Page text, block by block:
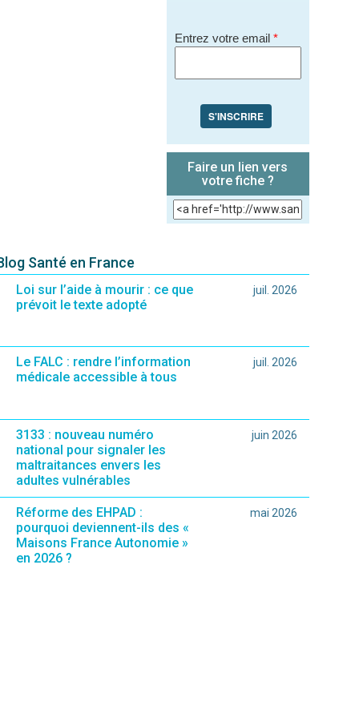
Entrez votre email *
S'INSCRIRE
Faire un lien vers
votre fiche ?
Santé en France
Loi sur l’aide à mourir : ce que
prévoit le texte adopté
juil. 2026
Le FALC : rendre l’information
médicale accessible à tous
juil. 2026
3133 : nouveau numéro
national pour signaler les
maltraitances envers les
adultes vulnérables
juin 2026
Réforme des EHPAD :
pourquoi deviennent-ils des «
Maisons France Autonomie »
en 2026 ?
mai 2026